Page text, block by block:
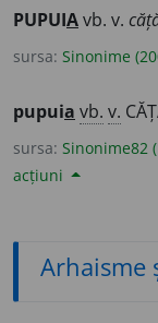
PUPUIAvb. v.
sursa: Sinonime
pupuia vb. v.
sursa: Sinonime82
acțiuni
Arhaisme